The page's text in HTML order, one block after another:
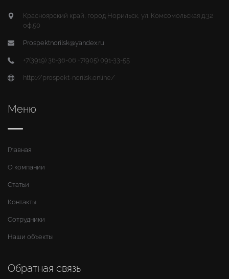
Красноярский край, город Норильск, ул. Комсомольская д.32
оф.50
Prospektnorilsk@yandex.ru
+7(3919) 36-36-06 +7(905) 091-33-55
http://prospekt-norilsk.online/
Меню
Главная
О компании
Статьи
Контакты
Сотрудники
Наши объекты
Обратная связь